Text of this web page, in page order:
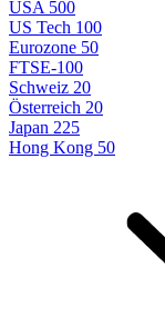
USA 500
US Tech 100
Eurozone 50
FTSE-100
Schweiz 20
Österreich 20
Japan 225
Hong Kong 50